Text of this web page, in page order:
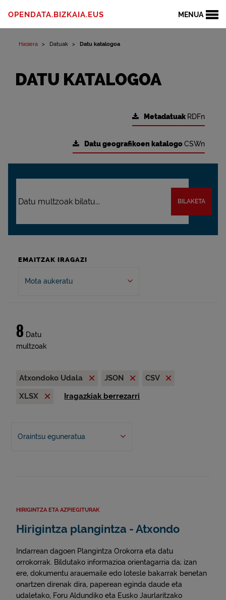
MENUA
OPENDATA.BIZKAIA.EUS
Hasiera Datuak Datu katalogoa
DATU KATALOGOA
Metadatuak RDFn
Datu geografikoen katalogoCSWn
BILAKETA
EMAITZAK IRAGAZI
Mota aukeratu
8 Datu
multzoak
Atxondoko Udala JSON
CSV
XLSX
Iragazkiak berrezarri
Oraintsu eguneratua
HIRIGINTZA ETA AZPIEGITURAK
Hirigintza plangintza - Atxondo
Indarrean dagoen Plangintza Orokorra eta datu
orrokorrak. Bildutako informazioa orientagarria da; izan
ere, dokumentu arauemaile edo lotesle bakarrak benetan
onartzen direnak dira, paperean eginda daude eta
udaletako, Foru Aldundiko eta Eusko Jaurlaritzako